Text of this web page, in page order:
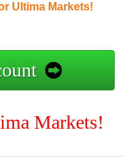
Ultima Markets!
Markets!